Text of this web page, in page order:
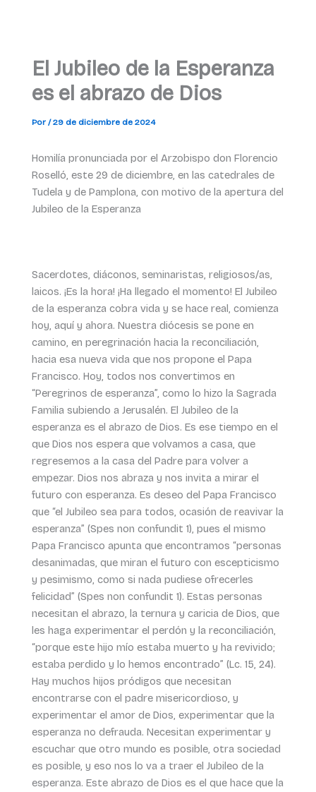
El Jubileo de la Esperanza
es el abrazo de Dios
Por /29 de diciembre de 2024
Homilía pronunciada por el Arzobispo don Florencio
Roselló, este 29 de diciembre, en las catedrales de
Tudela y de Pamplona, con motivo de la apertura del
Jubileo de la Esperanza
Sacerdotes, diáconos, seminaristas, religiosos/as,
laicos. ¡Es la hora! ¡Ha llegado el momento! El Jubileo
de la esperanza cobra vida y se hace real, comienza
hoy, aquí y ahora. Nuestra diócesis se pone en
camino, en peregrinación hacia la reconciliación,
hacia esa nueva vida que nos propone el Papa
Francisco. Hoy, todos nos convertimos en
“Peregrinos de esperanza”, como lo hizo la Sagrada
Familia subiendo a Jerusalén. El Jubileo de la
esperanza es el abrazo de Dios. Es ese tiempo en el
que Dios nos espera que volvamos a casa, que
regresemos a la casa del Padre para volver a
empezar. Dios nos abraza y nos invita a mirar el
futuro con esperanza. Es deseo del Papa Francisco
que “el Jubileo sea para todos, ocasión de reavivar la
esperanza” (Spes non confundit 1), pues el mismo
Papa Francisco apunta que encontramos “personas
desanimadas, que miran el futuro con escepticismo
y pesimismo, como si nada pudiese ofrecerles
felicidad” (Spes non confundit 1). Estas personas
necesitan el abrazo, la ternura y caricia de Dios, que
les haga experimentar el perdón y la reconciliación,
“porque este hijo mío estaba muerto y ha revivido;
estaba perdido y lo hemos encontrado” (Lc. 15, 24).
Hay muchos hijos pródigos que necesitan
encontrarse con el padre misericordioso, y
experimentar el amor de Dios, experimentar que la
esperanza no defrauda. Necesitan experimentar y
escuchar que otro mundo es posible, otra sociedad
es posible, y eso nos lo va a traer el Jubileo de la
esperanza. Este abrazo de Dios es el que hace que la